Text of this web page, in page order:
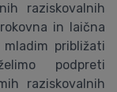
raziskovalnih
in laična
približati
podpreti
raziskovalnih